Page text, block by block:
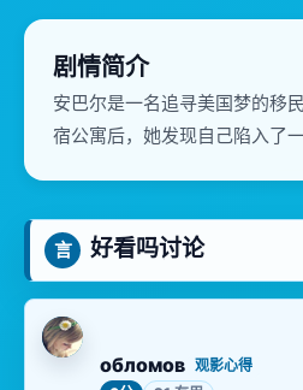
剧情简介
安巴尔是一名追寻美国梦的移
宿公寓后，她发现自己陷入了
言 好看吗讨论
обломов 观影心得